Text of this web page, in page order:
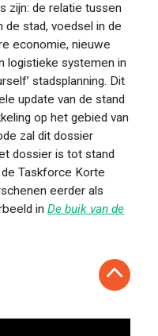
zijn: de relatie tussen
de stad, voedsel in de
economie, nieuwe
logistieke systemen in
stadsplanning. Dit
update van de stand
op het gebied van
zal dit dossier
dossier is tot stand
Taskforce Korte
eerder als
in De buik van de